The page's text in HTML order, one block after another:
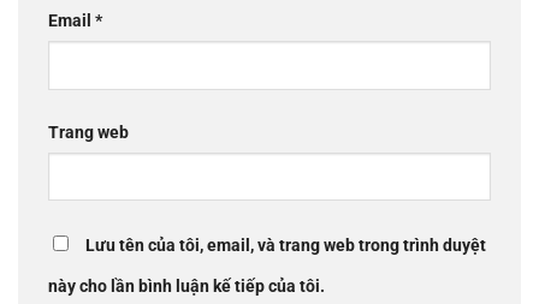
Email *
Trang web
Lưu tên của tôi, email, và trang web trong trình duyệt
này cho lần bình luận kế tiếp của tôi.